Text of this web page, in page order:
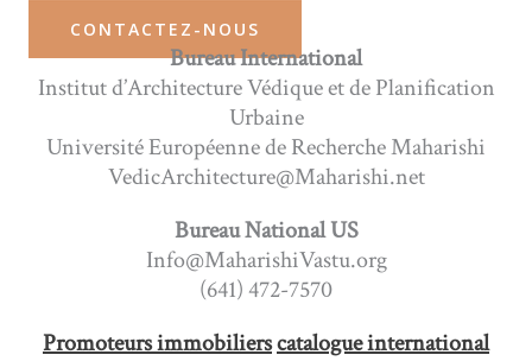
CONTACTEZ-NOUS
Bureau International
Institut d’Architecture Védique et de Planification
Urbaine
Université Européenne de Recherche Maharishi
VedicArchitecture@Maharishi.net
Bureau National US
Info@MaharishiVastu.org
(641) 472-7570
Promoteurs immobilierscatalogue international